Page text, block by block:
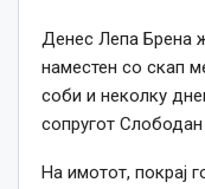
Денес Лепа Брена
наместен со скап
соби и неколку
сопругот
На имотот, покрај